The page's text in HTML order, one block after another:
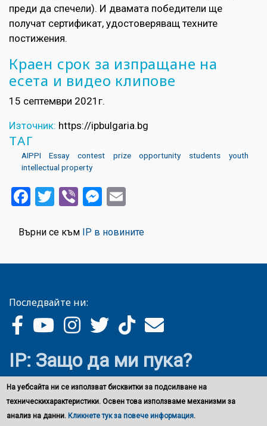
преди да спечели). И двамата победители ще
получат сертификат, удостоверяващ техните
постижения.
Краен срок за изпращане на
есета и видео клипове
15 септември 2021г.
Източник: https://ipbulgaria.bg
ТАГ
AIPPI Essay contest prize opportunity students
youth
intellectual property
Facebook
Twitter
ViberMessenger
Върни се към IP в новините
Последвайте ни:
IP: Защо да ми пука?
На уебсайта ни се използват бисквитки за подсилване на
техническихарактеристики. Освен това използваме механизми за
анализ на данни. Кликнете тук за повече информация.